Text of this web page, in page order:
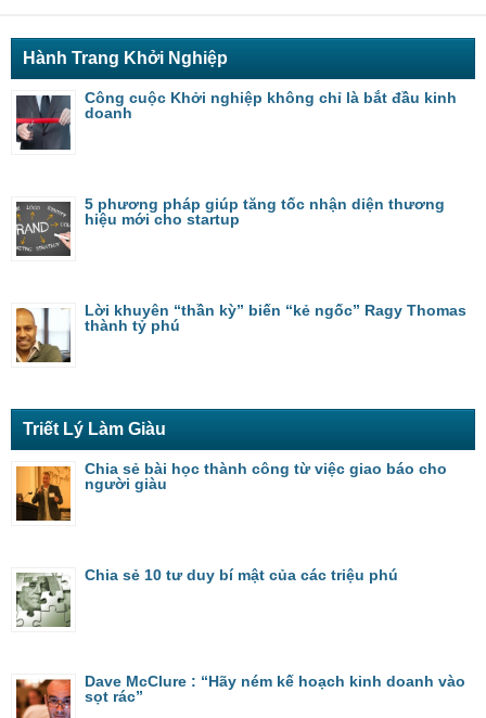
Hành Trang Khởi Nghiệp
Công cuộc Khởi nghiệp không chỉ là bắt đầu kinh
doanh
5 phương pháp giúp tăng tốc nhận diện thương
hiệu mới cho startup
Lời khuyên “thần kỳ” biến “kẻ ngốc” Ragy Thomas
thành tỷ phú
Triết Lý Làm Giàu
Chia sẻ bài học thành công từ việc giao báo cho
người giàu
Chia sẻ 10 tư duy bí mật của các triệu phú
Dave McClure : “Hãy ném kế hoạch kinh doanh vào
sọt rác”